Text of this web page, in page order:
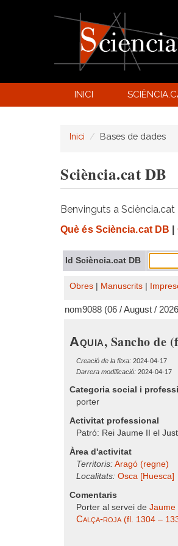
INICI
Inici Bases de dades
Sciència.cat DB
Benvinguts a
Què és Sciència.cat DB
Id Sciència.cat DB
Obres Manuscrits
nom9088 (06 / August /
Aquia, Sancho de
Creació de la fitxa: 2024-04-17
Darrera modificació: 2024-04-17
Categoria social i
porter
Activitat professional
Patró: Rei Jaume II el Just
Àrea d'activitat
Territoris: Aragó (regne)
Localitats: Osca [Huesca]
Comentaris
Porter al servei de Jaume
Calça-roja(fl. 1304 –